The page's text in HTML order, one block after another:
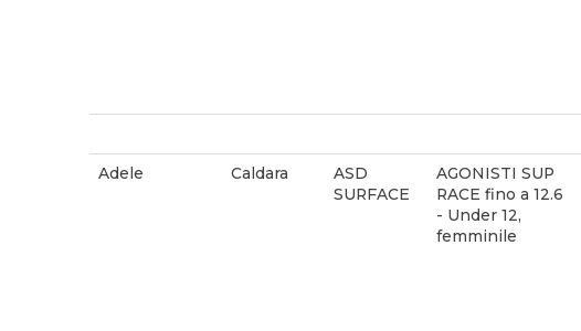
Adele Caldara
ASD
SURFACE
AGONISTI SUP
RACE fino a 12.6
- Under 12,
femminile